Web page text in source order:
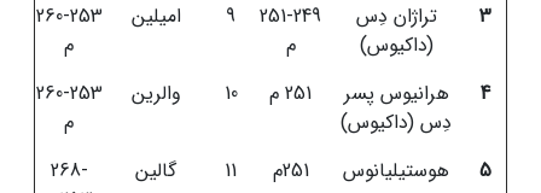
3
تراژان دِس
(داکیوس)
251-249
م
9 امیلین
260-253
م
4
هرانیوس پسر
دِس (داکیوس)
251 م 10 والرین
260-253
م
5
هوستیلیانوس
251م 11 گالین
268-